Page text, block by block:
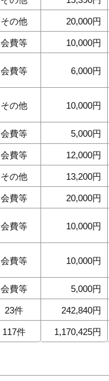
その他 20,000円
会費等 10,000円
会費等 6,000円
その他 10,000円
会費等 5,000円
会費等 12,000円
その他 13,200円
会費等 20,000円
会費等 10,000円
会費等 10,000円
会費等 5,000円
23件 242,840円
117件 1,170,425円